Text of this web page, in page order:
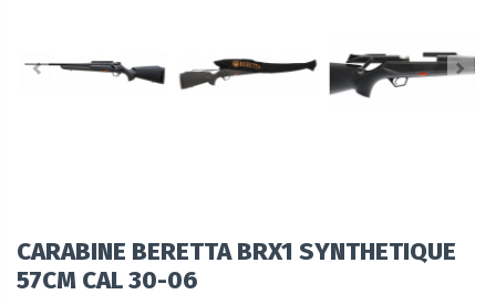
CARABINE BERETTA BRX1 SYNTHETIQUE
57CM CAL 30-06